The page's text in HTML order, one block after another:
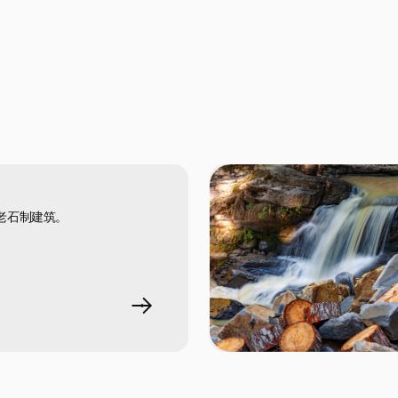
石制建筑。